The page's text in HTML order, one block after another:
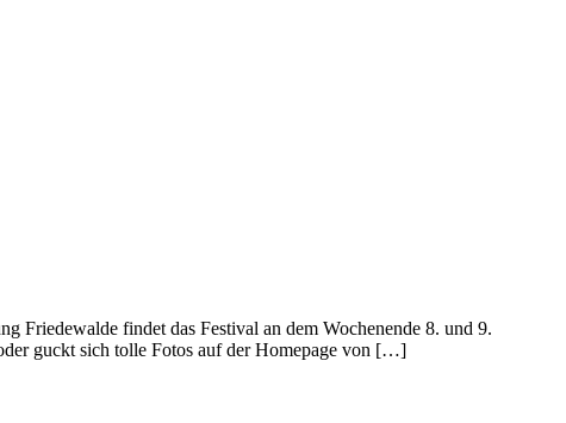
Friedewalde findet das Festival an dem Wochenende 8. und 9.
guckt sich tolle Fotos auf der Homepage von […]